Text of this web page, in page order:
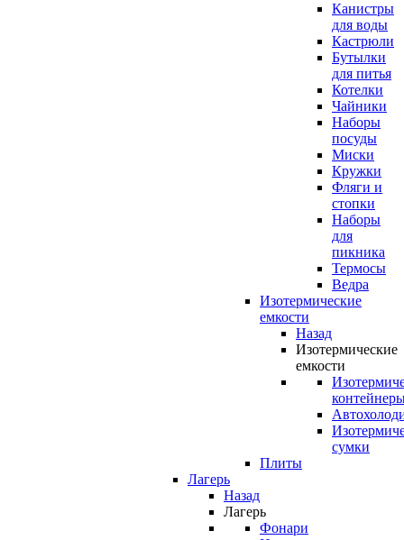
Канистры
для воды
Кастрюли
Бутылки
для питья
Котелки
Чайники
Наборы
посуды
Миски
Кружки
Фляги и
стопки
Наборы
для
пикника
Термосы
Ведра
Изотермические
емкости
Назад
Изотермические
емкости
сумки
Плиты
Лагерь
Назад
Лагерь
Фонари